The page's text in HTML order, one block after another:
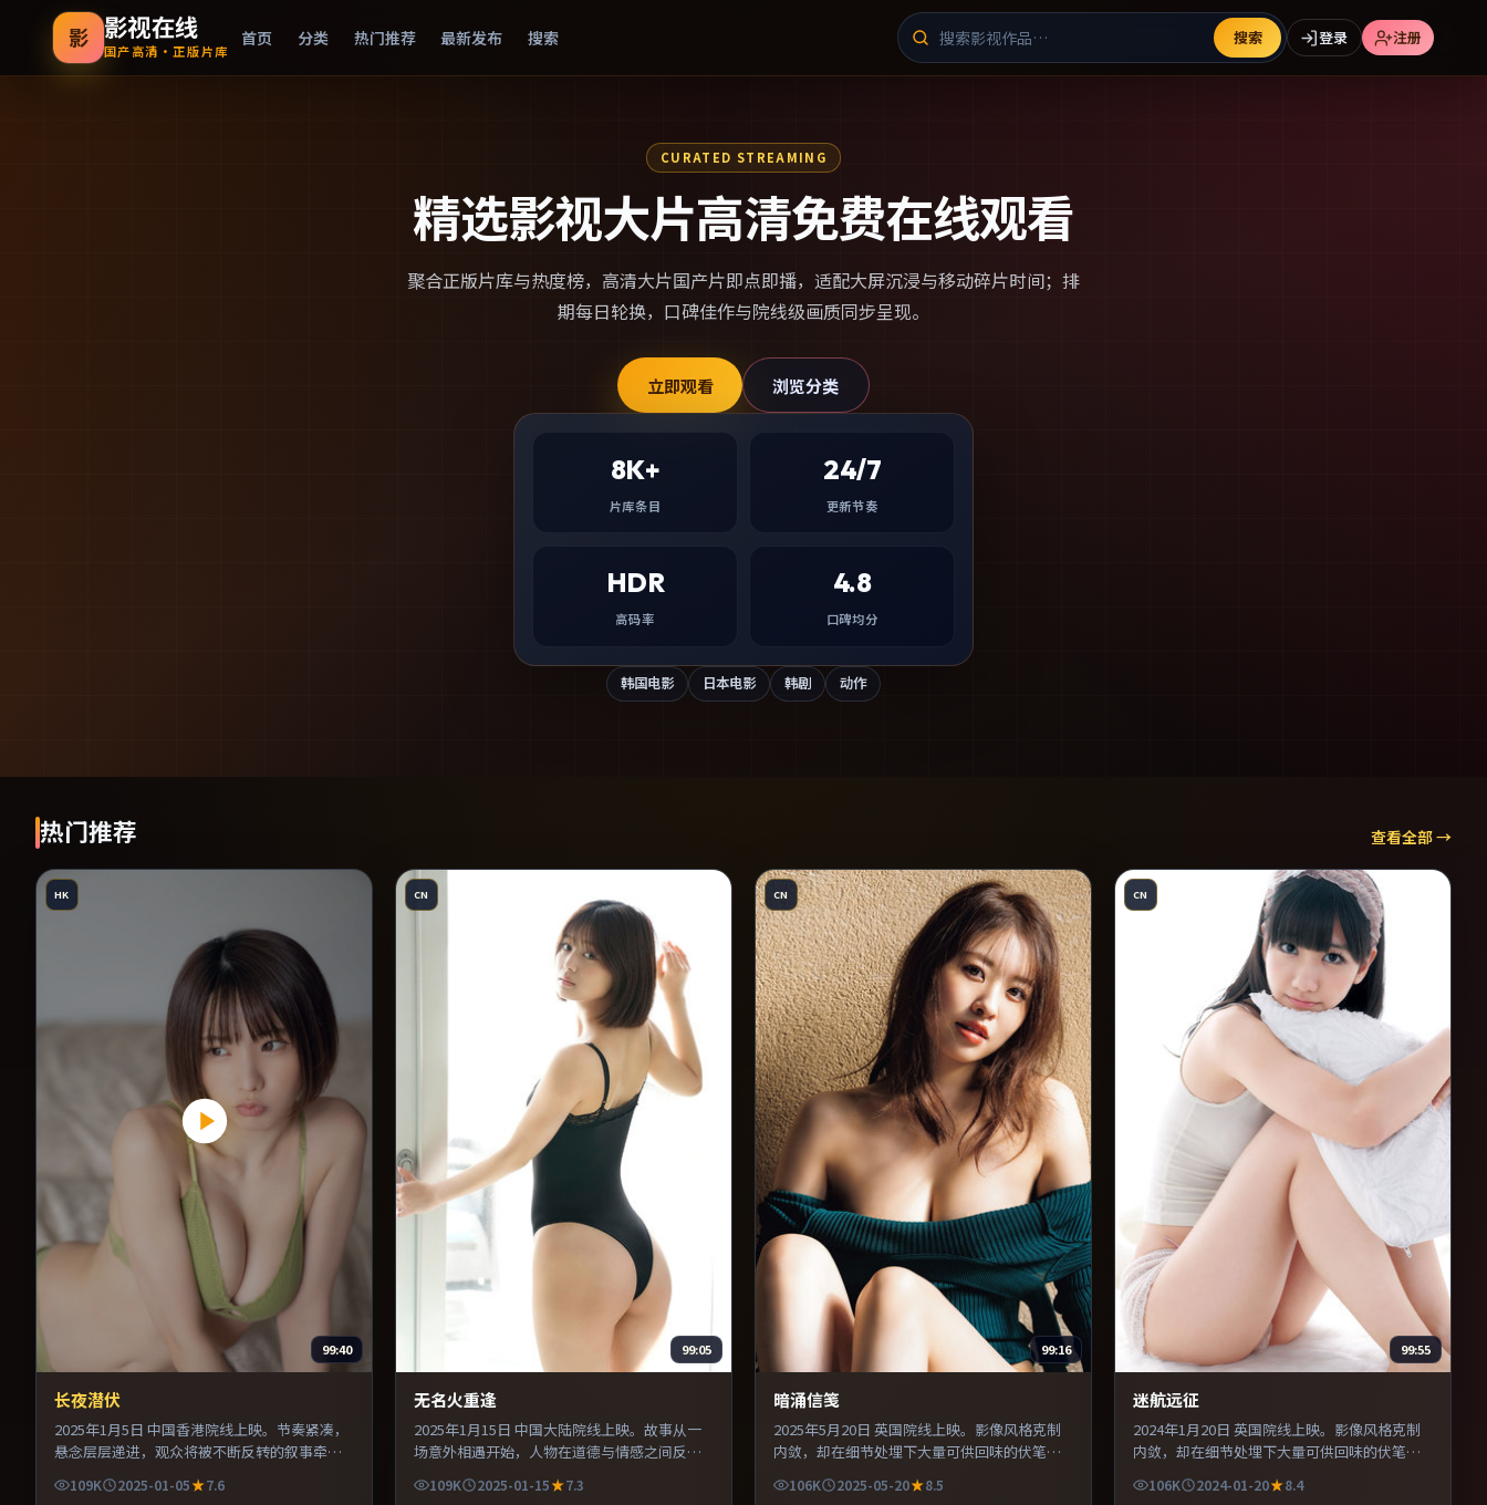
影 影视在线
国产高清·正版片库
首页 分类 热门推荐 最新发布 搜索 搜索 登录 注册
CURATED STREAMING
精选影视大片高清免费在线观看
聚合正版片库与热度榜， 高清大片国产片即点即播，适配大屏沉浸与移动碎片时间；排
期每日轮换，口碑佳作与院线级画质同步呈现。
立即观看 浏览分类
8K+
片库条目
24/7
更新节奏
HDR
高码率
4.8
口碑均分
韩国电影 日本电影 韩剧 动作
热门推荐 查看全部 →
HK
99:40
长夜潜伏
2025年1月5日 中国香港院线上映。节奏紧凑，
悬念层层递进，观众将被不断反转的叙事牵
写交替强化压迫感。片尾留白意味深长，值得
109K 2025-01-05
7.6
CN
99:05
无名火重逢
2025年1月15日 中国大陆院线上映。故事从一
场意外相遇开始，人物在道德与情感之间反复
与推理的观众。片尾留白意味深长，值得二刷
109K 2025-01-15
7.3
CN
99:16
暗涌信笺
2025年5月20日 英国院线上映。影像风格克制
内敛，却在细节处埋下大量可供回味的伏笔。
穿全片。既有类型片爽感，也保留作者表达，
106K 2025-05-20
8.5
CN
99:55
迷航远征
2024年1月20日 英国院线上映。影像风格克制
内敛，却在细节处埋下大量可供回味的伏笔。
穿全片。适合喜欢现实主义题材的观众，情绪
106K 2024-01-20
8.4